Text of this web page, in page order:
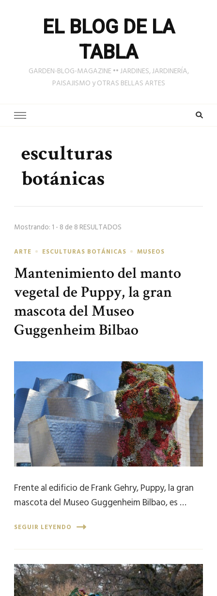
EL BLOG DE LA
TABLA
GARDEN-BLOG-MAGAZINE •• JARDINES, JARDINERÍA,
PAISAJISMO y OTRAS BELLAS ARTES
esculturas
botánicas
Mostrando: 1 - 8 de 8 RESULTADOS
ARTE ESCULTURAS BOTÁNICAS MUSEOS
Mantenimiento del manto
vegetal de Puppy, la gran
mascota del Museo
Guggenheim Bilbao
Frente al edificio de Frank Gehry, Puppy, la gran
mascota del Museo Guggenheim Bilbao, es …
SEGUIR LEYENDO